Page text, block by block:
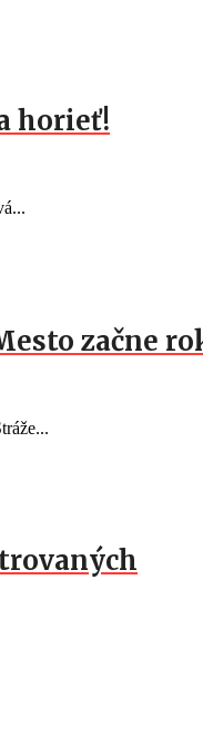
horieť!
začne